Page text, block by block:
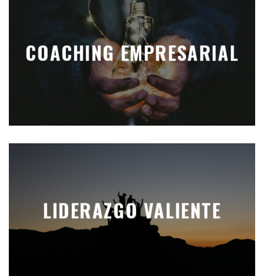
COACHING EMPRESARIAL
LIDERAZGO VALIENTE